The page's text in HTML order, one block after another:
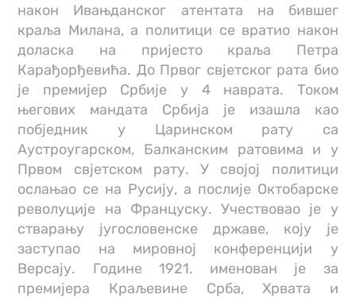
након Ивањданског атентата на бившег
краља Милана, а политици се вратио након
доласка на пријесто краља Петра
Карађорђевића. До Првог свјетског рата био
је премијер Србије у 4 наврата. Током
његових мандата Србија је изашла као
побједник у Царинском рату са
Аустроугарском, Балканским ратовима и у
Првом свјетском рату. У својој политици
ослањао се на Русију, а послије Октобарске
револуције на Француску. Учествовао је у
стварању југословенске државе, коју је
заступао на мировној конференцији у
Версају. Године 1921. именован је за
премијера Краљевине Срба, Хрвата и